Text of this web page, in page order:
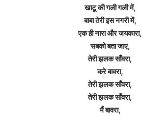
खाटू की गली गली में,
बाबा तेरी इस नगरी में,
एक ही नारा और जयकारा,
सबको बता जाए,
तेरी झलक साँवरा,
करे बावरा,
तेरी झलक साँवरा,
तेरी झलक साँवरा,
मैं बावरा,